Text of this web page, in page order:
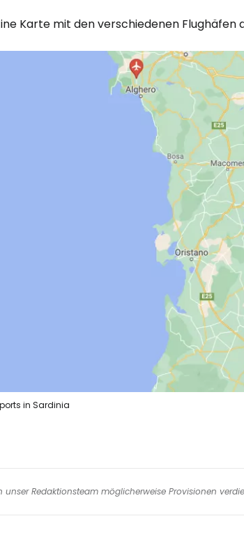
Karte mit den verschiedenen Flughäfen
in Sardinia
Redaktionsteam möglicherweise Provisionen